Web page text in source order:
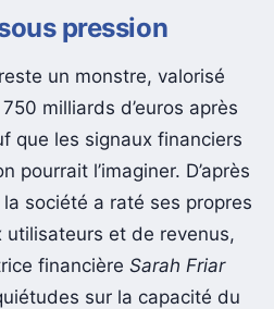
pression
un monstre, valorisé
milliards d’euros après
que les signaux financiers
pourrait l’imaginer. D’après
la société a raté ses propres
et de revenus,
financière Sarah Friar
sur la capacité du